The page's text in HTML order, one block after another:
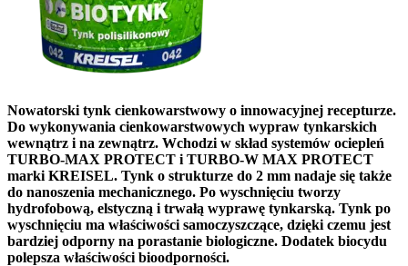
Nowatorski tynk cienkowarstwowy o innowacyjnej recepturze.
Do wykonywania cienkowarstwowych wypraw tynkarskich
wewnątrz i na zewnątrz. Wchodzi w skład systemów ociepleń
TURBO-MAX PROTECT i TURBO-W MAX PROTECT
marki KREISEL. Tynk o strukturze do 2 mm nadaje się także
do nanoszenia mechanicznego. Po wyschnięciu tworzy
hydrofobową, elstyczną i trwałą wyprawę tynkarską. Tynk po
wyschnięciu ma właściwości samoczyszczące, dzięki czemu jest
bardziej odporny na porastanie biologiczne. Dodatek biocydu
polepsza właściwości bioodporności.